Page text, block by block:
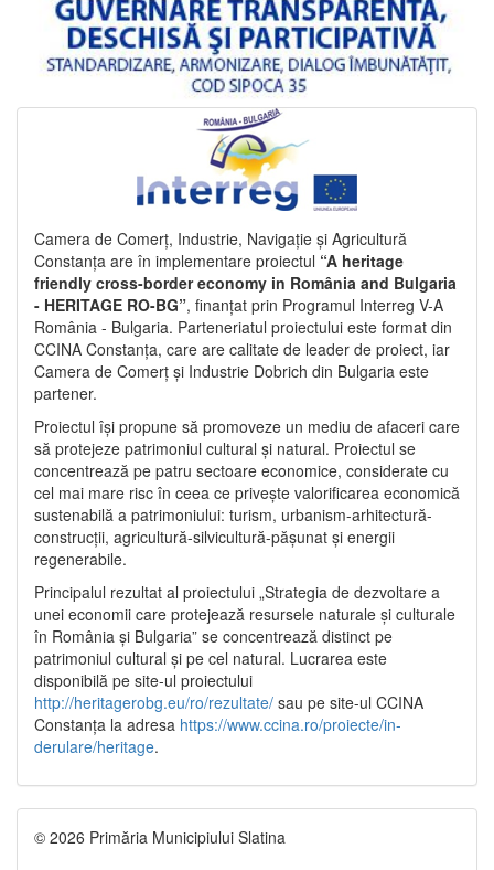
Camera de Comerț, Industrie, Navigație și Agricultură
Constanța are în implementare proiectul “A heritage
friendly cross-border economy in România and Bulgaria
- HERITAGE RO-BG”, finanțat prin Programul Interreg V-A
România - Bulgaria. Parteneriatul proiectului este format din
CCINA Constanța, care are calitate de leader de proiect, iar
Camera de Comerț și Industrie Dobrich din Bulgaria este
partener.
Proiectul își propune să promoveze un mediu de afaceri care
să protejeze patrimoniul cultural și natural. Proiectul se
concentrează pe patru sectoare economice, considerate cu
cel mai mare risc în ceea ce privește valorificarea economică
sustenabilă a patrimoniului: turism, urbanism-arhitectură-
construcții, agricultură-silvicultură-pășunat și energii
regenerabile.
Principalul rezultat al proiectului „Strategia de dezvoltare a
unei economii care protejează resursele naturale și culturale
în România și Bulgaria” se concentrează distinct pe
patrimoniul cultural și pe cel natural. Lucrarea este
disponibilă pe site-ul proiectului
http://heritagerobg.eu/ro/rezultate/ sau pe site-ul CCINA
Constanța la adresa https://www.ccina.ro/proiecte/in-
derulare/heritage.
© 2026 Primăria Municipiului Slatina